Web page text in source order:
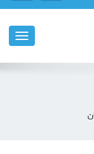
ناوبری